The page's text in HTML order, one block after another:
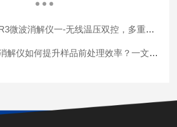
微波消解仪一-无线温压双控，多重安全防护
解仪如何提升样品前处理效率？一文讲透